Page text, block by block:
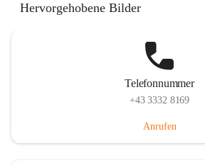
Hervorgehobene Bilder
Telefonnummer
+43 3332 8169
Anrufen